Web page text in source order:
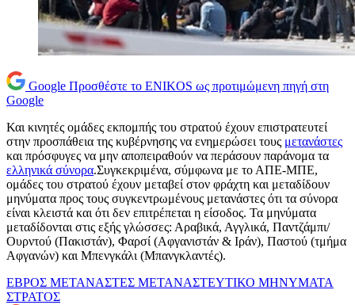
Google Προσθέστε το ENIKOS ως προτιμώμενη πηγή στη
Google
Και κινητές ομάδες εκπομπής του στρατού έχουν επιστρατευτεί
στην προσπάθεια της κυβέρνησης να ενημερώσει τους μετανάστες
και πρόσφυγες να μην αποπειραθούν να περάσουν παράνομα τα
ελληνικά σύνορα.Συγκεκριμένα, σύμφωνα με το ΑΠΕ-ΜΠΕ,
ομάδες του στρατού έχουν μεταβεί στον φράχτη και μεταδίδουν
μηνύματα προς τους συγκεντρωμένους μετανάστες ότι τα σύνορα
είναι κλειστά και ότι δεν επιτρέπεται η είσοδος. Τα μηνύματα
μεταδίδονται στις εξής γλώσσες: Αραβικά, Αγγλικά, Παντζάμπι/
Ουρντού (Πακιστάν), Φαρσί (Αφγανιστάν & Ιράν), Παστού (τμήμα
Αφγανών) και Μπενγκάλι (Μπανγκλαντές).
ΕΒΡΟΣ ΜΕΤΑΝΑΣΤΕΣ ΜΕΤΑΝΑΣΤΕΥΤΙΚΟ ΜΗΝΥΜΑΤΑ
ΣΤΡΑΤΟΣ